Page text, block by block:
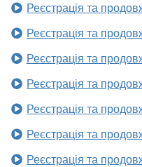
Реєстрація та
Реєстрація та
Реєстрація та
Реєстрація та
Реєстрація та
Реєстрація та
Реєстрація та